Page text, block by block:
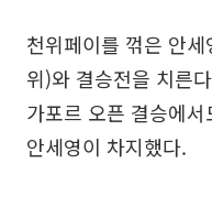
천위페이를 꺾은 안
위)와 결승전을 치른
가포르 오픈 결승에
안세영이 차지했다.